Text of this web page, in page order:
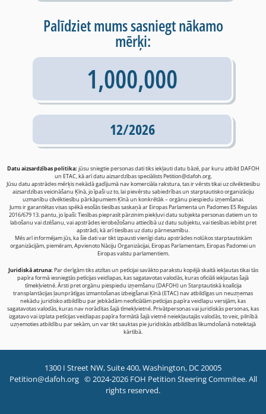
Palīdziet mums sasniegt nākamo
mērķi:
1,000,000
12/2026
Datu aizsardzības politika: jūsu sniegtie personas dati tiks iekļauti datu bāzē, par kuru atbild DAFOH
un ETAC, kā arī datu aizsardzības speciālistsPetition@dafoh.org.
Jūsu datu apstrādes mērķis nekādā gadījumā nav komerciāla rakstura, tas ir vērsts tikai uz cilvēktiesību
aizsardzības veicināšanu Ķīnā, jo īpaši uz to, lai pievērstu sabiedrības un starptautisko organizāciju
uzmanību cilvēktiesību pārkāpumiem Ķīnā un konkrētāk – orgānu piespiedu izņemšanai.
Jums ir garantētas visas spēkā esošās tiesības saskaņā ar Eiropas Parlamenta un Padomes ES Regulas
2016/679 13. pantu, jo īpaši: Tiesības pieprasīt pārzinim piekļuvi datu subjekta personas datiem un to
labošanu vai dzēšanu, vai apstrādes ierobežošanu attiecībā uz datu subjektu, vai tiesības iebilst pret
apstrādi, kā arī tiesības uz datu pārnesamību.
Mēs arī informējam jūs, ka šie dati var tikt izpausti vienīgi datu apstrādes nolūkos starptautiskām
organizācijām, piemēram, Apvienoto Nāciju Organizācijai, Eiropas Parlamentam, Eiropas Padomei un
Eiropas valstu parlamentiem.
Juridiskā atruna: Par derīgām tiks atzītas un petīcijai savākto parakstu kopējā skaitā iekļautas tikai tās
papīra formā iesniegtās petīcijas veidlapas, kas sagatavotas valodās, kuras oficiāli iekļautas šajā
tīmekļvietnē. Ārsti pret orgānu piespiedu izņemšanu (DAFOH) un Starptautiskā koalīcija
transplantācijas ļaunprātīgas izmantošanas izbeigšanai Ķīnā (ETAC) nav atbildīgas un neuzņemas
nekādu juridisko atbildību par jebkādām neoficiālām petīcijas papīra veidlapu versijām, kas
sagatavotas valodās, kuras nav norādītas šajā tīmekļvietnē. Privātpersonas vai juridiskās personas, kas
izgatavo vai izplata petīcijas veidlapas papīra formātā šajā vietnē neiekļautajās valodās, to veic, pilnībā
uzņemoties atbildību par sekām, un var tikt sauktas pie juridiskās atbildības likumdošanā noteiktajā
kārtībā.
1300 I Street NW, Suite 400, Washington, DC 20005
Petition@dafoh.org© 2024-2026 FOH Petition Steering Commitee. All
rights reserved.